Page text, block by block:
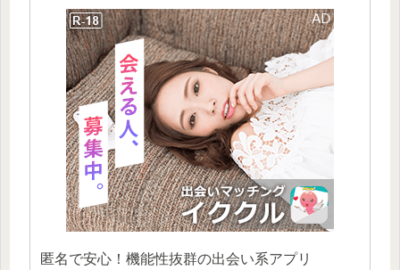
匿名で安心！機能性抜群の出会い系アプリ